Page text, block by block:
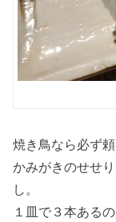
焼き鳥なら必ず頼
かみがきのせせ
し。
１皿で３本ある